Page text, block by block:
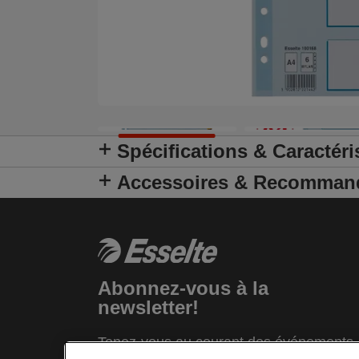
Spécifications &
Accessoires &
Abonnez-vous à la
newsletter!
Tenez-vous au courant des événements,